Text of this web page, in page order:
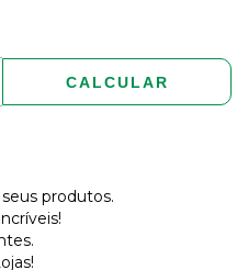
CALCULAR
produtos.